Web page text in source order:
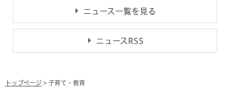
ニュース一覧を見る
ニュースRSS
トップページ > 子育て・教育